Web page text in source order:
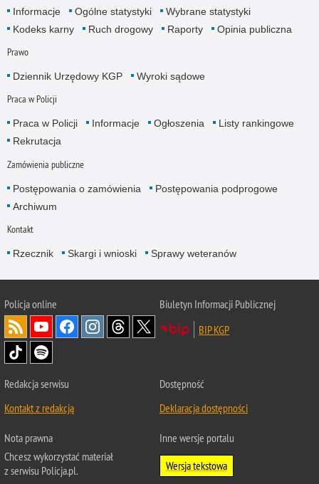
Informacje Ogólne statystyki
Wybrane statystyki
Kodeks karny
Ruch drogowy Raporty Opinia publiczna
Prawo
Dziennik Urzędowy KGP Wyroki sądowe
Praca w Policji
Praca w Policji Informacje Ogłoszenia
Listy rankingowe
Rekrutacja
Zamówienia publiczne
Postępowania o zamówienia
Postępowania podprogowe
Archiwum
Kontakt
Rzecznik Skargi i wnioski Sprawy weteranów
Policjaonline
Biuletyn Informacji Publicznej
BIP KGP
Redakcja serwisu
Kontakt z redakcją
Dostępność
Deklaracja dostępności
Nota prawna
Chcesz wykorzystać materiał
z serwisu Policja.pl.
Inne wersje portalu
Wersja tekstowa